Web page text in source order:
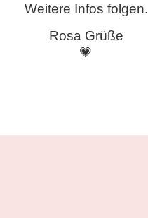
Weitere Infos folgen.
Rosa Grüße
💗